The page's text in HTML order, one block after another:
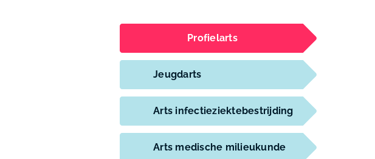
Profielarts
Jeugdarts
Arts infectieziektebestrijding
Arts medische milieukunde